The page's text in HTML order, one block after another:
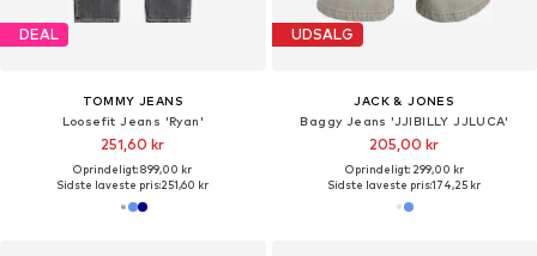
DEAL
TOMMY JEANS
Loosefit Jeans 'Ryan'
251,60 kr
Oprindeligt: 899,00 kr
Sidste laveste pris:251,60 kr
UDSALG
JACK & JONES
Baggy Jeans 'JJIBILLY JJLUCA'
205,00 kr
Oprindeligt: 299,00 kr
Sidste laveste pris:174,25 kr